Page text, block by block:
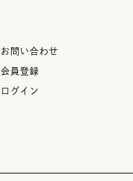
お問い合わせ
会員登録
ログイン